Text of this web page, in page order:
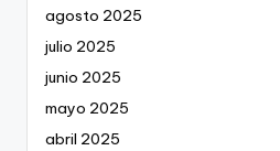
agosto 2025
julio 2025
junio 2025
mayo 2025
abril 2025